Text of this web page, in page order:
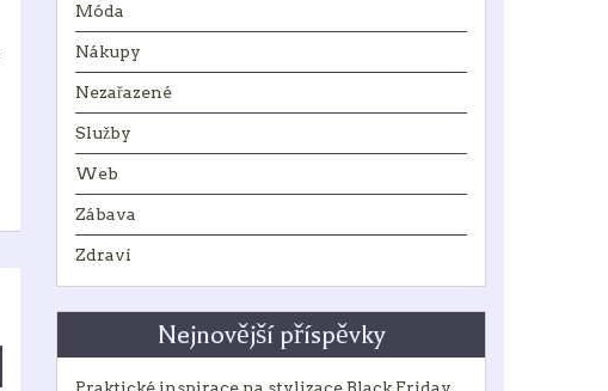
Móda
Nákupy
Nezařazené
Služby
Web
Zábava
Zdraví
Nejnovější příspěvky